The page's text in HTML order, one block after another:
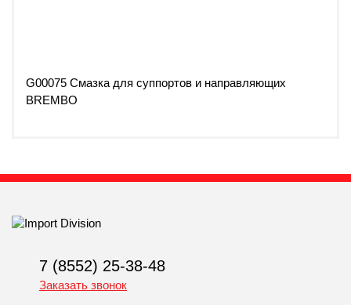
G00075 Смазка для суппортов и направляющих
BREMBO
7 (8552) 25-38-48
Заказать звонок